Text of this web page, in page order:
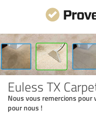
Euless TX
Nous vous remercions
pour nous !